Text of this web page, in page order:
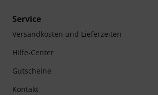
Service
Versandkosten und Lieferzeiten
Hilfe-Center
Gutscheine
Kontakt